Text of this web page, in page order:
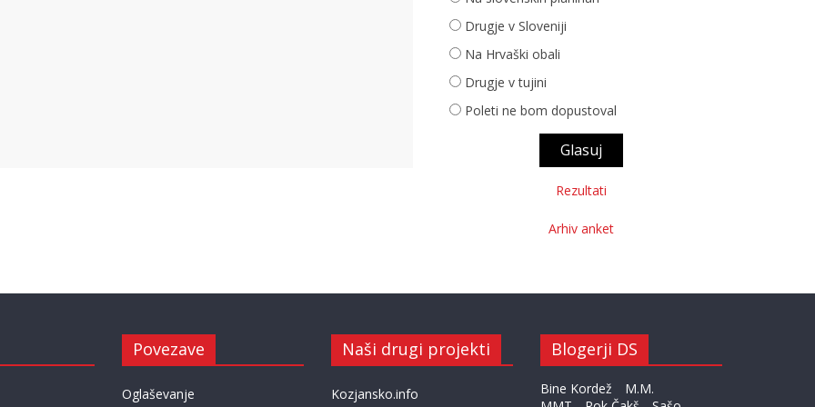
Drugje v Sloveniji
Na Hrvaški obali
Drugje v tujini
Poleti ne bom dopustoval
Rezultati
Arhiv anket
Povezave
Oglaševanje
Naši drugi projekti
Kozjansko.info
Blogerji DS
Bine Kordež
M.M.